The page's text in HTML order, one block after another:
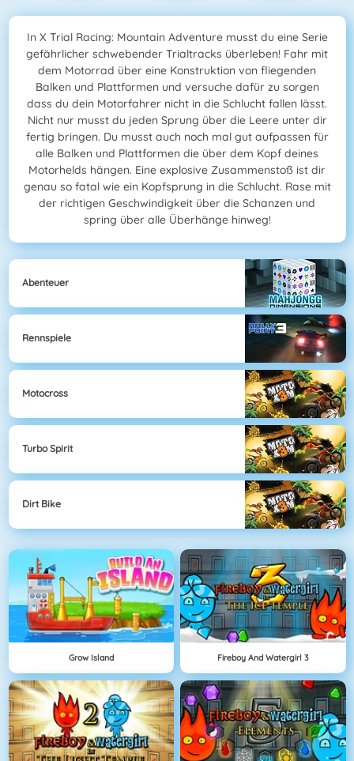
In X Trial Racing: Mountain Adventure musst du eine Serie
gefährlicher schwebender Trialtracks überleben! Fahr mit
dem Motorrad über eine Konstruktion von fliegenden
Balken und Plattformen und versuche dafür zu sorgen
dass du dein Motorfahrer nicht in die Schlucht fallen lässt.
Nicht nur musst du jeden Sprung über die Leere unter dir
fertig bringen. Du musst auch noch mal gut aufpassen für
alle Balken und Plattformen die über dem Kopf deines
Motorhelds hängen. Eine explosive Zusammenstoß ist dir
genau so fatal wie ein Kopfsprung in die Schlucht. Rase mit
der richtigen Geschwindigkeit über die Schanzen und
spring über alle Überhänge hinweg!
Abenteuer
Rennspiele
Motocross
Turbo Spirit
Dirt Bike
Grow Island Fireboy And Watergirl 3